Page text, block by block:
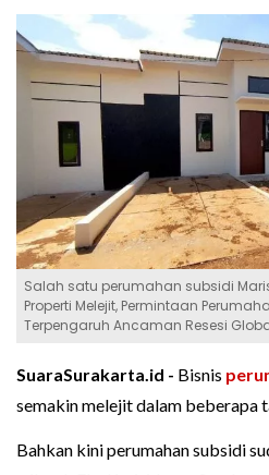
Salah satu perumahan subsidi
Properti Melejit, Permintaan
Terpengaruh Ancaman Resesi
SuaraSurakarta.id - Bisnis
semakin melejit dalam beberapa
Bahkan kini perumahan subsidi